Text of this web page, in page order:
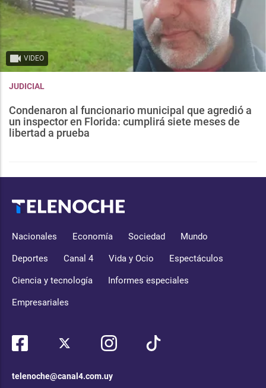
VIDEO
JUDICIAL
Condenaron al funcionario municipal que agredió a
un inspector en Florida: cumplirá siete meses de
libertad a prueba
Nacionales Economía Sociedad Mundo
Deportes Canal 4 Vida y Ocio Espectáculos
Ciencia y tecnología Informes especiales
Empresariales
telenoche@canal4.com.uy